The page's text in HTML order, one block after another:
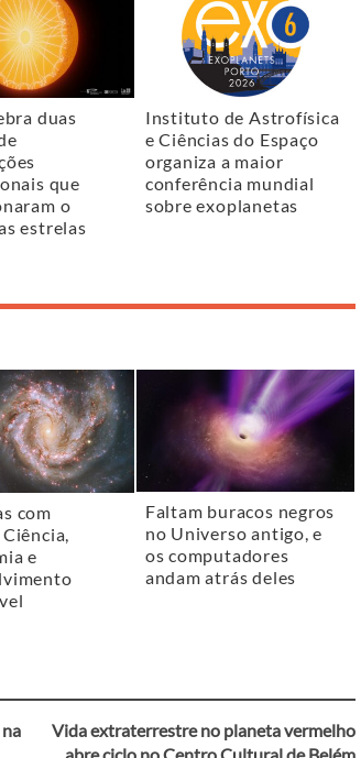
duas
que
o
estrelas
Instituto de Astrofísica
e Ciências do Espaço
organiza a maior
conferência mundial
sobre exoplanetas
com
e
Faltam buracos negros
no Universo antigo, e
os computadores
andam atrás deles
Vida extraterrestre no planeta vermelho